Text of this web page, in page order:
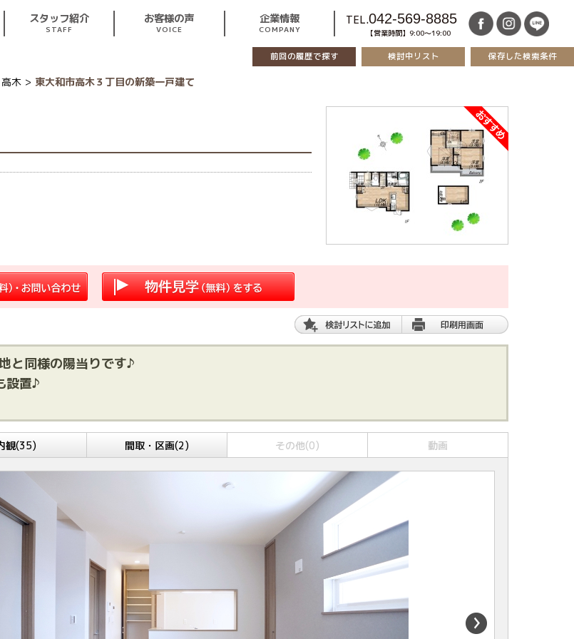
スタッフ紹介
STAFF
お客様の声
VOICE
企業情報
COMPANY
TEL.042-569-8885
【営業時間】9:00～19:00
前回の履歴で探す 検討中リスト 保存した検索条件
高木 東大和市高木３丁目の新築一戸建て
と同様の陽当りです♪
設置♪
観(35) 間取・区画(2) その他(0) 動画